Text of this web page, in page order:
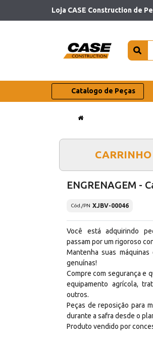
Loja CASE Construction de
Catalogo de Peças
ENGRENAGEM -
Cód./PN XJBV-00046
Você está adquirindo
passam por um rigoroso
Mantenha suas
genuínas!
Compre com segurança e
equipamento agrícola,
outros.
Peças de reposição para
durante a safra desde o
Produto vendido por